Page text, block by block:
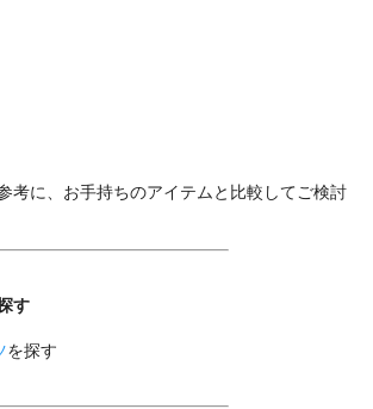
考に、お手持ちのアイテムと比較してご検討
す
を探す